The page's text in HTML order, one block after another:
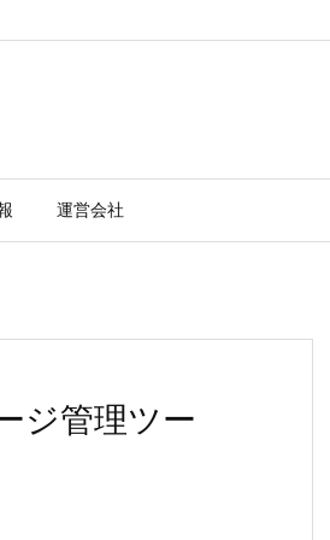
運営会社
ジ管理ツー